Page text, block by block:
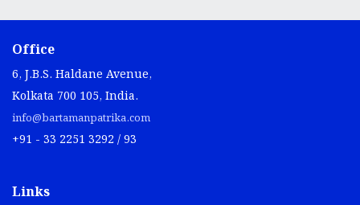
Office
6, J.B.S. Haldane Avenue,
Kolkata 700 105, India.
info@bartamanpatrika.com
+91 - 33 2251 3292 / 93
Links